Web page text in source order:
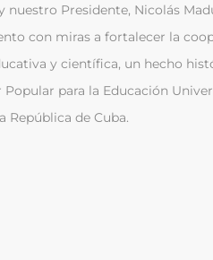
Presidente, Nicolás
con miras a fortalecer la
y científica, un hecho
para la Educación
República de Cuba.